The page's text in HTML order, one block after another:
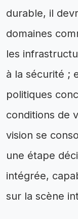
durable, il
domaines
les
à la sécurité ;
politiques
conditions de
vision se
une étape
intégrée,
sur la scène